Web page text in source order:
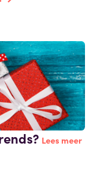
Lees meer